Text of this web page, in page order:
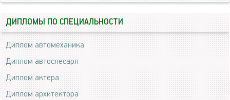
ДИПЛОМЫ ПО СПЕЦИАЛЬНОСТИ
Диплом автомеханика
Диплом автослесаря
Диплом актера
Диплом архитектора